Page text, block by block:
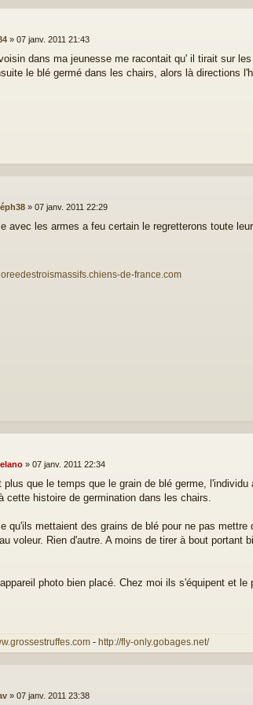
» 07 janv. 2011 21:43
dans ma jeunesse me racontait qu' il tirait sur
le blé germé dans les chairs, alors là directions
» 07 janv. 2011 22:29
avec les armes a feu certain le regretterons toute
de-france.com
» 07 janv. 2011 22:34
plus que le temps que le grain de blé germe,
cette histoire de germination dans les chairs.
qu'ils mettaient des grains de blé pour ne pas
voleur. Rien d'autre. A moins de tirer à bout portant
photo bien placé. Chez moi ils s'équipent et le
- http://fly-only.gobages.net/
» 07 janv. 2011 23:38